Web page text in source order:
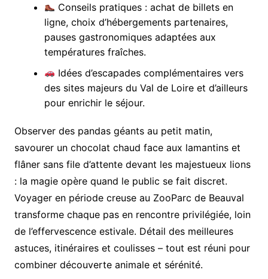
Conseils pratiques : achat de billets en
ligne, choix d’hébergements partenaires,
pauses gastronomiques adaptées aux
températures fraîches.
Idées d’escapades complémentaires vers
des sites majeurs du Val de Loire et d’ailleurs
pour enrichir le séjour.
Observer des pandas géants au petit matin,
savourer un chocolat chaud face aux lamantins et
flâner sans file d’attente devant les majestueux lions
: la magie opère quand le public se fait discret.
Voyager en période creuse au ZooParc de Beauval
transforme chaque pas en rencontre privilégiée, loin
de l’effervescence estivale. Détail des meilleures
astuces, itinéraires et coulisses – tout est réuni pour
combiner découverte animale et sérénité.